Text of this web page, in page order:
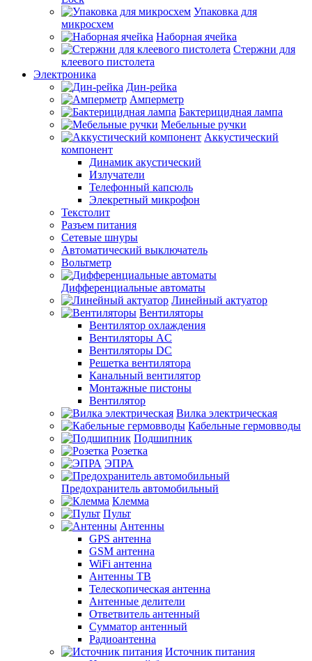
Упаковка для
микросхем
Наборная ячейка
Стержни для
клеевого пистолета
Электроника
Дин-рейка
Амперметр
Бактерицидная лампа
Мебельные ручки
Аккустический
компонент
Динамик акустический
Излучатели
Телефонный капсюль
Элекретный микрофон
Текстолит
Разъем питания
Сетевые шнуры
Автоматический выключатель
Вольтметр
Дифференциальные автоматы
Линейный актуатор
Вентиляторы
Вентилятор охлаждения
Вентиляторы AC
Вентиляторы DC
Решетка вентилятора
Канальный вентилятор
Монтажные пистоны
Вентилятор
Вилка электрическая
Кабельные гермовводы
Подшипник
Розетка
ЭПРА
Предохранитель автомобильный
Клемма
Пульт
Антенны
GPS антенна
GSM антенна
WiFi антенна
Антенны ТВ
Телескопическая антенна
Антенные делители
Ответвитель антенный
Сумматор антенный
Радиоантенна
Источник питания